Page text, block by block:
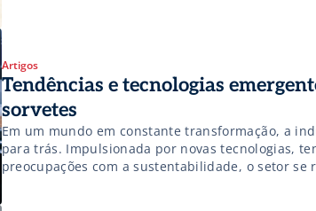
comparado aos meses anteriores, segundo dados
[…]
Artigos
Tendências e tecnologias
sorvetes
Em um mundo em constante transformação, a
para trás. Impulsionada por novas tecnologias,
preocupações com a sustentabilidade, o setor se
consumidores. As pessoas hoje buscam mais do